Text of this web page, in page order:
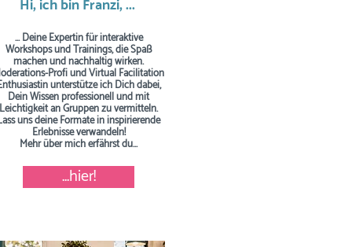
Hi, ich bin Franzi, ...
... Deine Expertin für interaktive
Workshops und Trainings, die Spaß
machen und nachhaltig wirken.
Profi und Virtual Facilitation
unterstütze ich Dich dabei,
Dein Wissen professionell und mit
Leichtigkeit an Gruppen zu vermitteln.
uns deine Formate in inspirierende
Erlebnisse verwandeln!
Mehr über mich erfährst du...
...hier!